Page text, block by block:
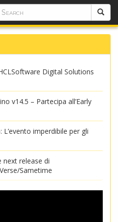
Digital Solutions
v14.5 – Partecipa all’Early
L’evento imperdibile per gli
next release di
Sametime